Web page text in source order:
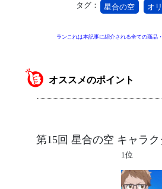
タグ： 星合の空 オ
ランこれは本記事に紹介される全ての商品
オススメのポイント
第15回 星合の空 キャラ
1位